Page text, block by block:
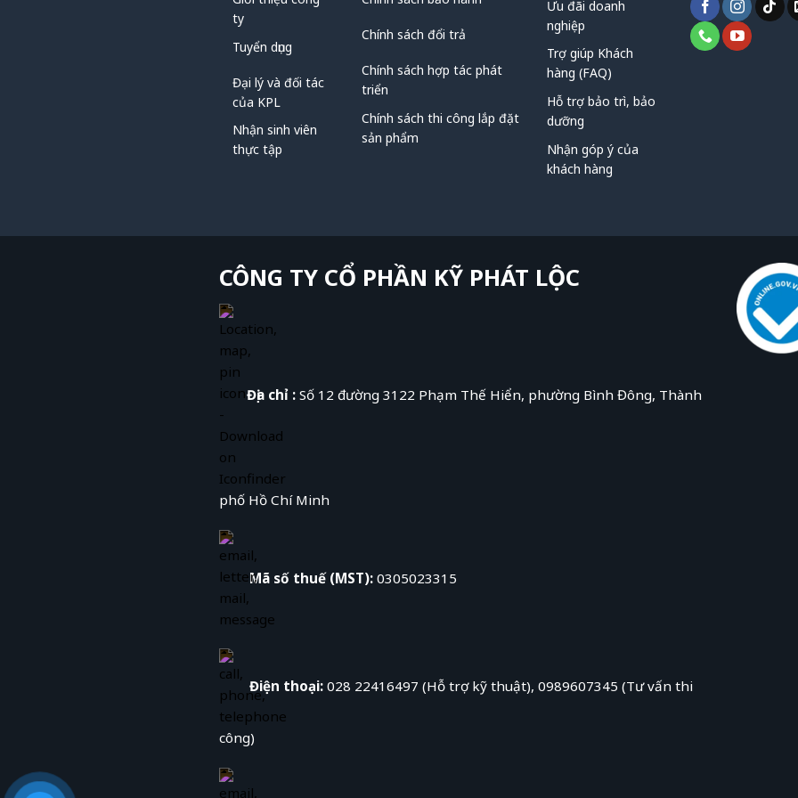
Thời gian làm việc: Thứ Hai – Thứ Bảy, 8:00 –
ty
Tuyển dụng
Đại lý và đối tác
của KPL
Nhận sinh viên
thực tập
Chính sách đổi trả
Chính sách hợp tác phát
triển
Chính sách thi công lắp đặt
sản phẩm
Ưu đãi doanh
nghiệp
Trợ giúp Khách
hàng (FAQ)
Hỗ trợ bảo trì, bảo
dưỡng
Nhận góp ý của
khách hàng
CÔNG TY CỔ PHẦN KỸ PHÁT LỘC
Địa chỉ : Số 12 đường 3122 Phạm Thế Hiển, phường Bình Đông, Thành
phố Hồ Chí Minh
Mã số thuế (MST): 0305023315
Điện thoại:028 22416497 (Hỗ trợ kỹ thuật), 0989607345 (Tư vấn thi
công)